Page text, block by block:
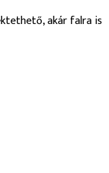
akár falra is